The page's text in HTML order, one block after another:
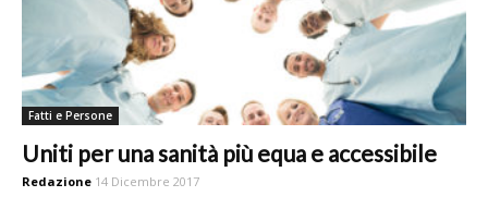
Fatti e Persone
Uniti per una sanità più equa e accessibile
Redazione 14 Dicembre 2017